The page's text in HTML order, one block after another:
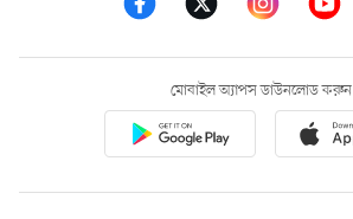
মোবাইল অ্যাপস ডাউনলোড করুন